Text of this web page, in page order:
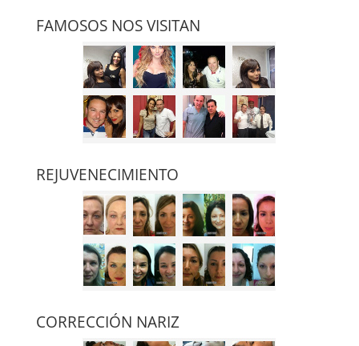
FAMOSOS NOS VISITAN
REJUVENECIMIENTO
CORRECCIÓN NARIZ